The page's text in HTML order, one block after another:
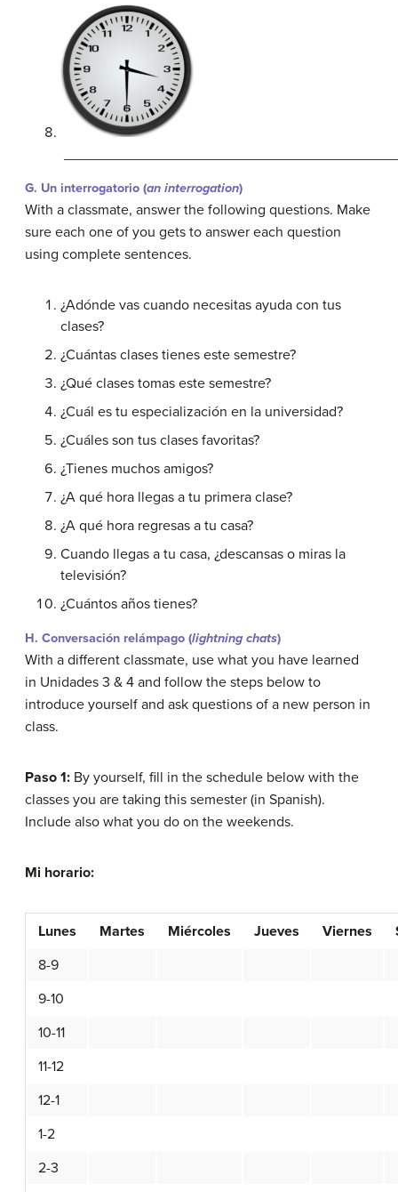
G. Un interrogatorio (an interrogation)
With a classmate, answer the following questions. Make
sure each one of you gets to answer each question
using complete sentences.
¿Adónde vas cuando necesitas ayuda con tus
clases?
¿Cuántas clases tienes este semestre?
¿Qué clases tomas este semestre?
¿Cuál es tu especialización en la universidad?
¿Cuáles son tus clases favoritas?
¿Tienes muchos amigos?
¿A qué hora llegas a tu primera clase?
¿A qué hora regresas a tu casa?
Cuando llegas a tu casa, ¿descansas o miras la
televisión?
¿Cuántos años tienes?
H. Conversación relámpago (lightning chats)
With a different classmate, use what you have learned
in Unidades 3 & 4 and follow the steps below to
introduce yourself and ask questions of a new person in
class.
Paso 1: By yourself, fill in the schedule below with the
classes you are taking this semester (in Spanish).
Include also what you do on the weekends.
Mi horario:
Lunes Martes Miércoles Jueves Viernes
8-9
9-10
10-11
11-12
12-1
1-2
2-3